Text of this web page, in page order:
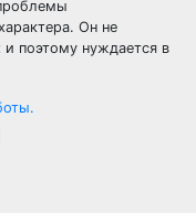
Он не
и поэтому нуждается в